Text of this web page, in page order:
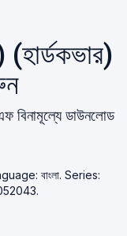
বিনামূল্যে ডাউনলোড
বাংলা. Series: